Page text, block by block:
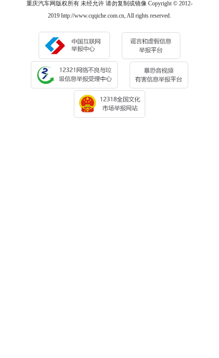
重庆汽车网版权所有 未经允许 请勿复制或镜像 Copyright © 2012-
2019 http://www.cqqiche.com.cn, All rights reserved.